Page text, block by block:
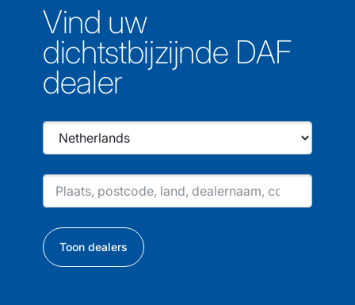
Vind uw
dichtstbijzijnde DAF
dealer
Toon dealers